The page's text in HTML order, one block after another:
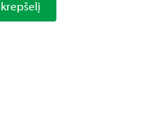
Į krepšelį